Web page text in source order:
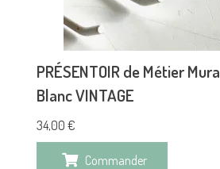
PRÉSENTOIR de Métier
Blanc VINTAGE
34,00 €
Commander